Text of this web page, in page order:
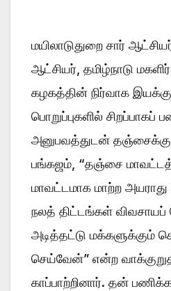
மயிலாடுதுறை சார்
ஆட்சியர், தமிழ்நாடு
கழகத்தின் நிர்வாக
பொறுப்புகளில் சிறப்பாகப்
அனுபவத்துடன் தஞ்சைக்கு
பங்கஜம், “தஞ்சை
மாவட்டமாக மாற்ற
நலத் திட்டங்கள் விவசாயப்
அடித்தட்டு மக்களுக்கும்
செய்வேன்” என்ற
காப்பாற்றினார். தன்